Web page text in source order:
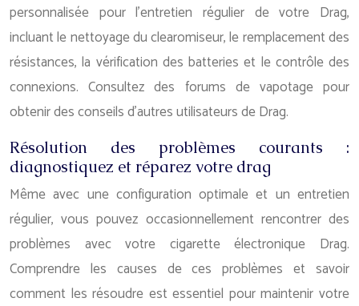
personnalisée pour l’entretien régulier de votre Drag,
incluant le nettoyage du clearomiseur, le remplacement des
résistances, la vérification des batteries et le contrôle des
connexions. Consultez des forums de vapotage pour
obtenir des conseils d’autres utilisateurs de Drag.
Résolution des problèmes courants :
diagnostiquez et réparez votre drag
Même avec une configuration optimale et un entretien
régulier, vous pouvez occasionnellement rencontrer des
problèmes avec votre cigarette électronique Drag.
Comprendre les causes de ces problèmes et savoir
comment les résoudre est essentiel pour maintenir votre